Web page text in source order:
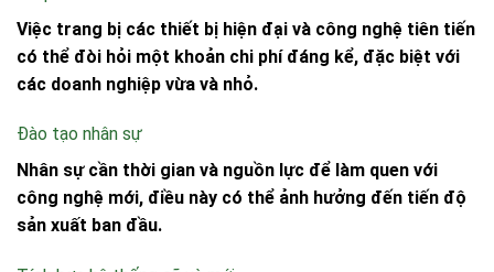
Việc trang bị các thiết bị hiện đại và công nghệ tiên tiến
có thể đòi hỏi một khoản chi phí đáng kể, đặc biệt với
các doanh nghiệp vừa và nhỏ.
Đào tạo nhân sự
Nhân sự cần thời gian và nguồn lực để làm quen với
công nghệ mới, điều này có thể ảnh hưởng đến tiến độ
sản xuất ban đầu.